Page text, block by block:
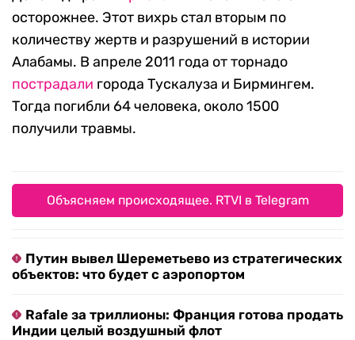
осторожнее. Этот вихрь стал вторым по
количеству жертв и разрушений в истории
Алабамы. В апреле 2011 года от торнадо
пострадали города Тускалуза и Бирмингем.
Тогда погибли 64 человека, около 1500
получили травмы.
Объясняем происходящее. RTVI в Telegram
Путин вывел Шереметьево из стратегических
объектов: что будет с аэропортом
Rafale за триллионы: Франция готова продать
Индии целый воздушный флот